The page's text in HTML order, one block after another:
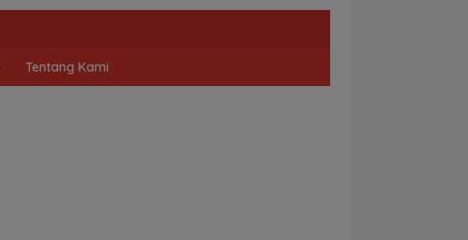
Tentang Kami